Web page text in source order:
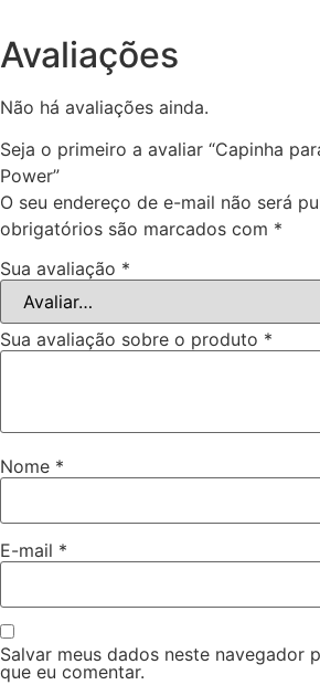
Avaliações
Não há avaliações ainda.
Seja o primeiro a avaliar “Capinha
Power”
O seu endereço de e-mail não será
obrigatórios são marcados com *
Sua avaliação *
Sua avaliação sobre o produto *
Nome *
E-mail *
Salvar meus dados neste navegador
que eu comentar.